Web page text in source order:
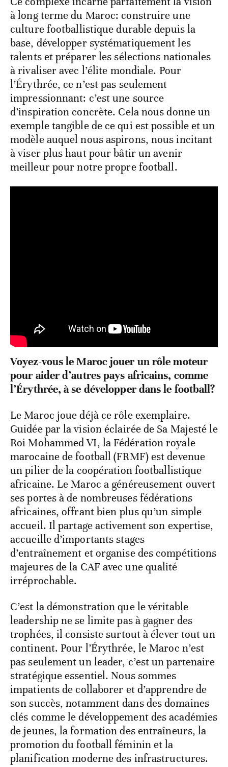
Ce complexe incarne parfaitement la vision
à long terme du Maroc: construire une
culture footballistique durable depuis la
base, développer systématiquement les
talents et préparer les sélections nationales
à rivaliser avec l’élite mondiale. Pour
l’Érythrée, ce n’est pas seulement
impressionnant: c’est une source
d’inspiration concrète. Cela nous donne un
exemple tangible de ce qui est possible et un
modèle auquel nous aspirons, nous incitant
à viser plus haut pour bâtir un avenir
Voyez-vous le Maroc jouer un rôle moteur
pour aider d’autres pays africains, comme
Le Maroc joue déjà ce rôle exemplaire.
Guidée par la vision éclairée de Sa Majesté le
Roi Mohammed VI, la Fédération royale
marocaine de football (FRMF) est devenue
un pilier de la coopération footballistique
africaine. Le Maroc a généreusement ouvert
ses portes à de nombreuses fédérations
africaines, offrant bien plus qu’un simple
accueil. Il partage activement son expertise,
accueille d’importants stages
d’entraînement et organise des compétitions
majeures de la CAF avec une qualité
C’est la démonstration que le véritable
leadership ne se limite pas à gagner des
trophées, il consiste surtout à élever tout un
continent. Pour l’Érythrée, le Maroc n’est
pas seulement un leader, c’est un partenaire
stratégique essentiel. Nous sommes
impatients de collaborer et d’apprendre de
son succès, notamment dans des domaines
clés comme le développement des académies
de jeunes, la formation des entraîneurs, la
promotion du football féminin et la